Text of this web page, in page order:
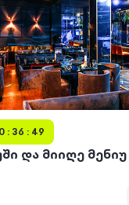
: 36 : 49
და მიიღე